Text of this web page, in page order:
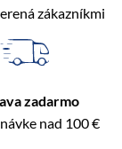
zákazníkmi
zadarmo
nad 100 €